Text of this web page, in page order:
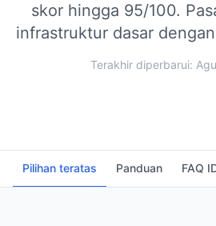
skor hingga 95/100.
infrastruktur dasar
Terakhir diperbarui:
Pilihan teratas Panduan FAQ